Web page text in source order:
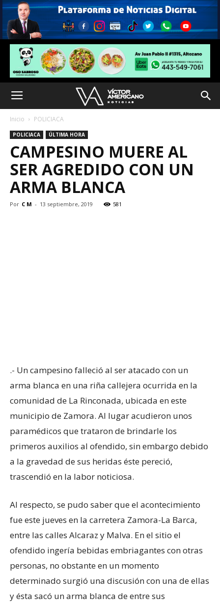
Inicio POLICIACA
POLICIACA ÚLTIMA HORA
CAMPESINO MUERE AL
SER AGREDIDO CON UN
ARMA BLANCA
Por C M - 13 septiembre, 2019 581
.- Un campesino falleció al ser atacado con un
arma blanca en una riña callejera ocurrida en la
comunidad de La Rinconada, ubicada en este
municipio de Zamora. Al lugar acudieron unos
paramédicos que trataron de brindarle los
primeros auxilios al ofendido, sin embargo debido
a la gravedad de sus heridas éste pereció,
trascendió en la labor noticiosa.
Al respecto, se pudo saber que el acontecimiento
fue este jueves en la carretera Zamora-La Barca,
entre las calles Alcaraz y Malva. En el sitio el
ofendido ingería bebidas embriagantes con otras
personas, no obstante en un momento
determinado surgió una discusión con una de ellas
y ésta sacó un arma blanca de entre sus